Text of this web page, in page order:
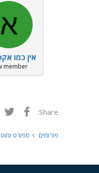
א
אין כמו
member
Share: פייסבוק
פורומים ספורט